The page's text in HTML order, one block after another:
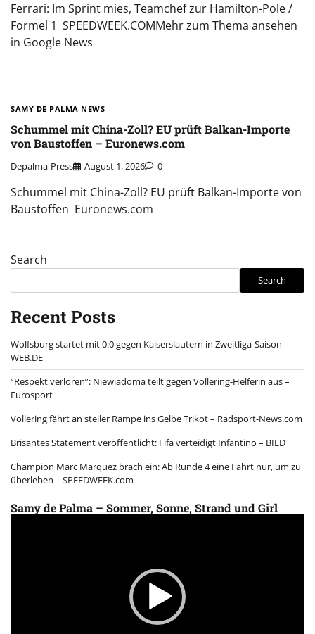
Ferrari: Im Sprint mies, Teamchef zur Hamilton-Pole /
Formel 1 SPEEDWEEK.COMMehr zum Thema ansehen
in Google News
SAMY DE PALMA NEWS
Schummel mit China-Zoll? EU prüft Balkan-Importe
von Baustoffen – Euronews.com
Depalma-Press August 1, 2026 0
Schummel mit China-Zoll? EU prüft Balkan-Importe von
Baustoffen Euronews.com
Search
Search
Recent Posts
Wolfsburg startet mit 0:0 gegen Kaiserslautern in Zweitliga-Saison –
WEB.DE
“Respekt verloren”: Niewiadoma teilt gegen Vollering-Helferin aus –
Eurosport
Vollering fährt an steiler Rampe ins Gelbe Trikot – Radsport-News.com
Brisantes Statement veröffentlicht: Fifa verteidigt Infantino – BILD
Champion Marc Marquez brach ein: Ab Runde 4 eine Fahrt nur, um zu
überleben – SPEEDWEEK.com
Samy de Palma – Sommer, Sonne, Strand und Girl